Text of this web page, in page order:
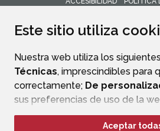
Este sitio utiliza
Nuestra web utiliza los
Técnicas, imprescindibles para
correctamente; De
sus preferencias de uso de la
mejorar el funcionamiento de la
Aceptar